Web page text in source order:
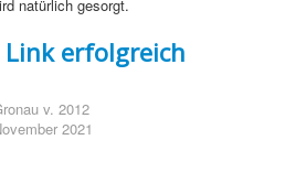
natürlich gesorgt.
Link erfolgreich
v. 2012
2021